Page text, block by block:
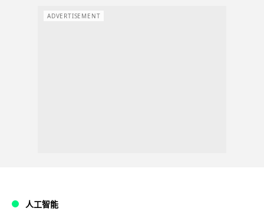
ADVERTISEMENT
人工智能